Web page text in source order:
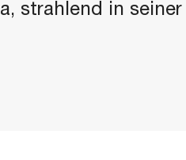
strahlend in